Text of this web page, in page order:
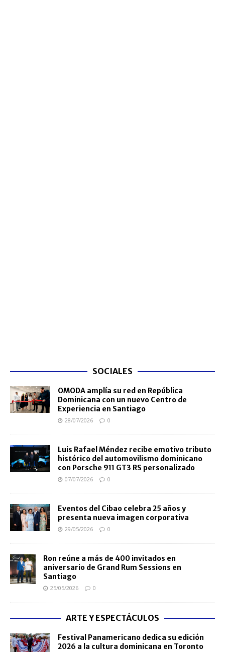
SOCIALES
OMODA amplía su red en República
Dominicana con un nuevo Centro de
Experiencia en Santiago
28/07/2026 0
Luis Rafael Méndez recibe emotivo tributo
histórico del automovilismo dominicano
con Porsche 911 GT3 RS personalizado
07/07/2026 0
Eventos del Cibao celebra 25 años y
presenta nueva imagen corporativa
29/05/2026 0
Ron reúne a más de 400 invitados en
aniversario de Grand Rum Sessions en
Santiago
25/05/2026 0
ARTE Y ESPECTÁCULOS
Festival Panamericano dedica su edición
2026 a la cultura dominicana en Toronto